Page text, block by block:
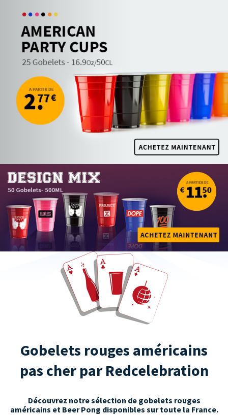
Gobelets rouges américains
pas cher par Redcelebration
Découvrez notre sélection de gobelets rouges
américains et Beer Pong disponibles sur toute la France.